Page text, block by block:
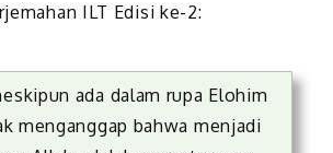
ILT Edisi ke-2:
ada dalam rupa Elohim
menganggap bahwa menjadi